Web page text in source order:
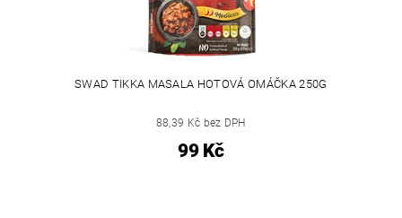
SWAD TIKKA MASALA HOTOVÁ OMÁČKA 250G
88,39 Kč bez DPH
99 Kč